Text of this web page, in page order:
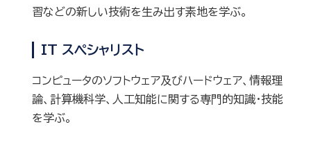
習などの新しい技術を生み出す素地を学ぶ。
IT スペシャリスト
コンピュータのソフトウェア及びハードウェア、情報理
論、計算機科学、人工知能に関する専門的知識・技能
を学ぶ。